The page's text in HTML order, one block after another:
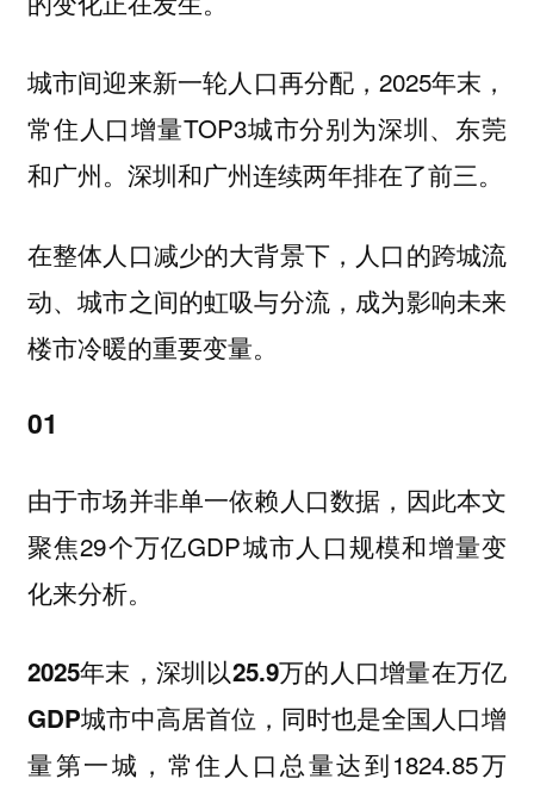
城市间迎来新一轮人口再分配， 2025年末，
常住人口增量TOP3城市分别为深圳、东莞
和广州。深圳和广州连续两年排在了前三。
在整体人口减少的大背景下，人口的跨城流
动、城市之间的虹吸与分流，成为影响未来
楼市冷暖的重要变量。
01
由于市场并非单一依赖人口数据，因此本文
聚焦29个万亿GDP城市人口规模和增量变
化来分析。
2025年末，深圳以25.9万的人口增量在万亿
GDP城市中高居首位，同时也是全国人口增
量第一城 ，常住人口总量达到1824.85万